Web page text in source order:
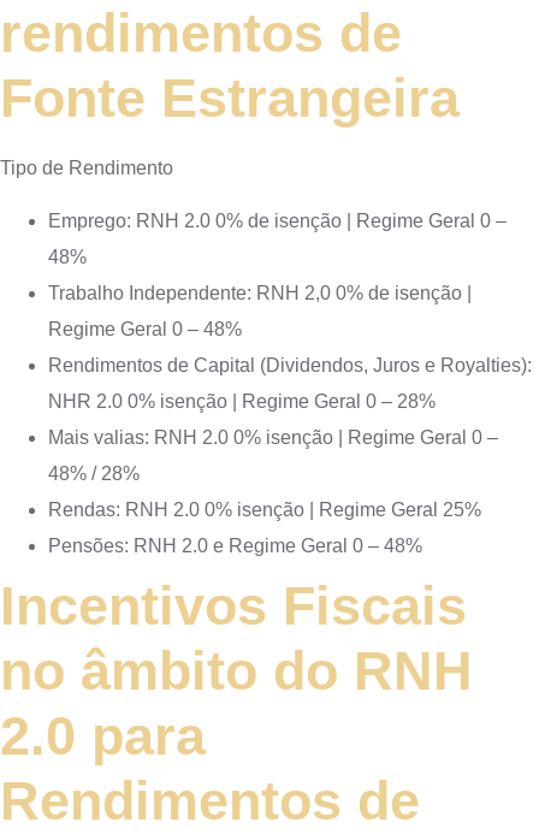
rendimentos de
Fonte Estrangeira
Tipo de Rendimento
Emprego: RNH 2.0 0% de isenção | Regime Geral 0 –
48%
Trabalho Independente: RNH 2,0 0% de isenção |
Regime Geral 0 – 48%
Rendimentos de Capital (Dividendos, Juros e Royalties):
NHR 2.0 0% isenção | Regime Geral 0 – 28%
Mais valias: RNH 2.0 0% isenção | Regime Geral 0 –
48% / 28%
Rendas: RNH 2.0 0% isenção | Regime Geral 25%
Pensões: RNH 2.0 e Regime Geral 0 – 48%
Incentivos Fiscais
no âmbito do RNH
2.0 para
Rendimentos de